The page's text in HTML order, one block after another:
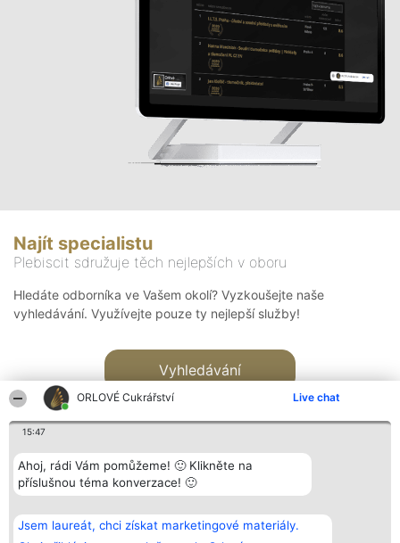
ORLOVÉ Cukrářství Live chat
15:47
Ahoj, rádi Vám pomůžeme! 🙂 Klikněte na
příslušnou téma konverzace! 🙂
Jsem laureát, chci získat marketingové materiály.
Najít specialistu
Plebiscit sdružuje těch nejlepších v oboru
Hledáte odborníka ve Vašem okolí? Vyzkoušejte naše
vyhledávání. Využívejte pouze ty nejlepší služby!
Vyhledávání
Bright Side Solutions sp. z o.
o. sp. k.
ul. Ruska 22
Vítězové
Seznam všech
laureátů
Kontakt